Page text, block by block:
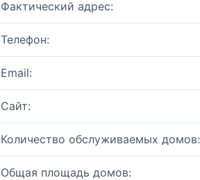
Фактический адрес:
Телефон:
Email:
Сайт:
Количество обслуживаемых домов:
Общая площадь домов: